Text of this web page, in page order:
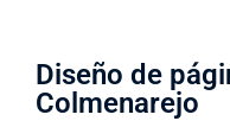
Diseño de
Colmenarejo